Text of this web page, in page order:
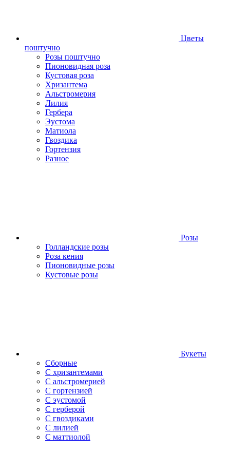
Цветы
поштучно
Розы поштучно
Пионовидная роза
Кустовая роза
Хризантема
Альстромерия
Лилия
Гербера
Эустома
Матиола
Гвоздика
Гортензия
Разное
Розы
Голландские розы
Роза кения
Пионовидные розы
Кустовые розы
Букеты
Сборные
С хризантемами
С альстромерией
С гортензией
С эустомой
С герберой
С гвоздиками
С лилией
С маттиолой